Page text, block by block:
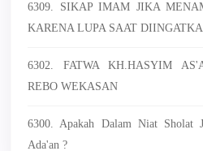
6309. SIKAP IMAM JIKA
KARENA LUPA SAAT
6302. FATWA KH.HASYIM
REBO WEKASAN
6300. Apakah Dalam Niat Sholat
Ada'an ?